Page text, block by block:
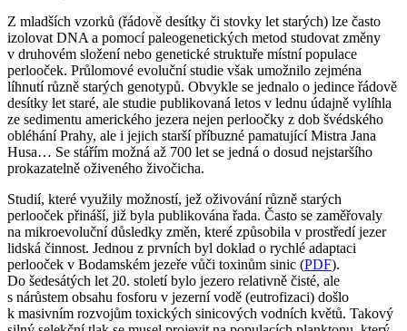
Z mladších vzorků (řádově desítky či stovky let starých) lze často
izolovat DNA a pomocí paleogenetických metod studovat změny
v druhovém složení nebo genetické struktuře místní populace
perlooček. Průlomové evoluční studie však umožnilo zejména
líhnutí různě starých genotypů. Obvykle se jednalo o jedince řádově
desítky let staré, ale studie publikovaná letos v lednu údajně vylíhla
ze sedimentu amerického jezera nejen perloočky z dob švédského
obléhání Prahy, ale i jejich starší příbuzné pamatující Mistra Jana
Husa… Se stářím možná až 700 let se jedná o dosud nejstaršího
prokazatelně oživeného živočicha.
Studií, které využily možností, jež oživování různě starých
perlooček přináší, již byla publikována řada. Často se zaměřovaly
na mikroevoluční důsledky změn, které způsobila v prostředí jezer
lidská činnost. Jednou z prvních byl doklad o rychlé adaptaci
perlooček v Bodamském jezeře vůči toxinům sinic (PDF).
Do šedesátých let 20. století bylo jezero relativně čisté, ale
s nárůstem obsahu fosforu v jezerní vodě (eutrofizaci) došlo
k masivním rozvojům toxických sinicových vodních květů. Takový